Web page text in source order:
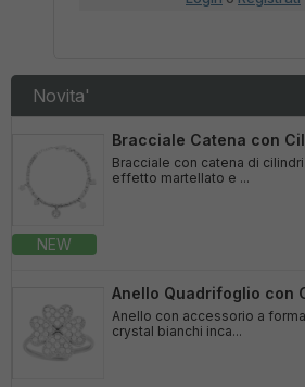
Novita'
NEW
Bracciale Catena con
Bracciale con catena di
effetto martellato e ...
Anello Quadrifoglio con
Anello con accessorio a
crystal bianchi inca...